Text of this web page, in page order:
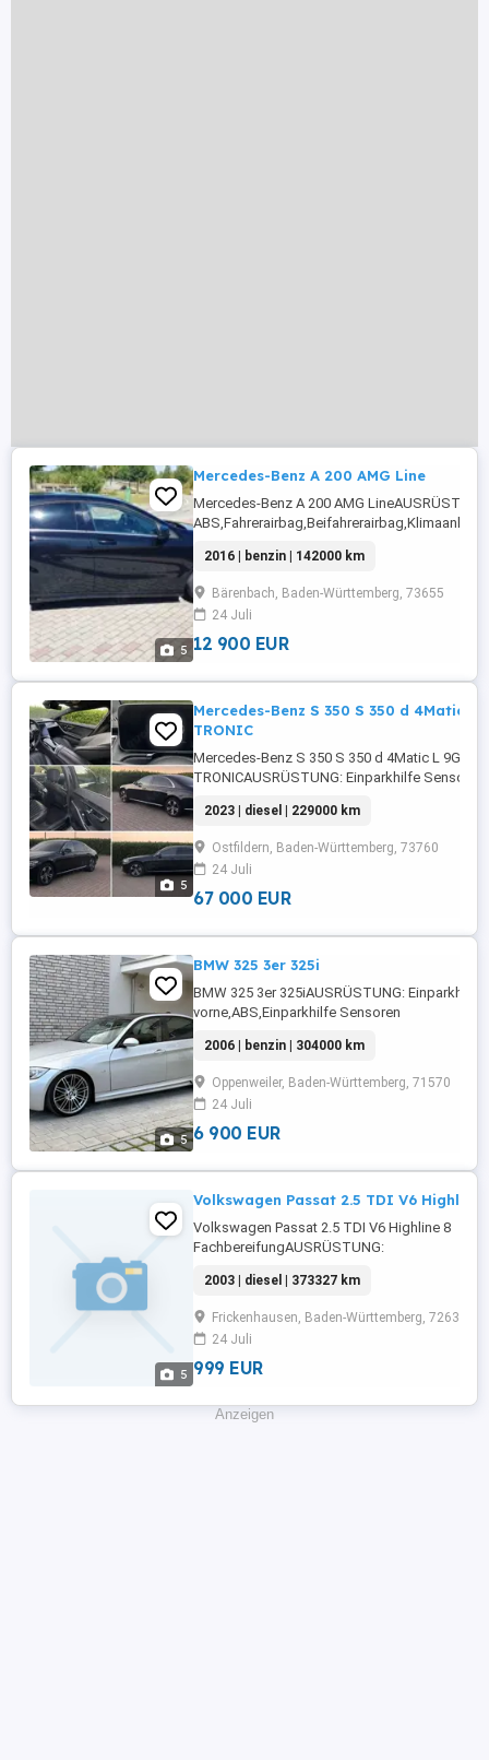
5
Mercedes-Benz A 200 AMG Line
Mercedes-Benz A 200 AMG
2016 | benzin | 142000 km
Bärenbach, Baden-Württemberg, 73655
24 Juli
12 900 EUR
5
Mercedes-Benz S 350 S 350 d 4Matic L
TRONIC
Mercedes-Benz S 350 S 350 d 4Matic L 9G-
TRONICAUSRÜSTUNG: Einparkhilfe Sensoren
hinten,Fahrerairbag,Einparkhilfe
Rückfahrkamera,Beifahrerairbag,Einparkhilfe
selbstlenkendes
Radio,Elektrische
2023 | diesel | 229000 km
Ostfildern, Baden-Württemberg, 73760
24 Juli
67 000 EUR
5
BMW 325 3er 325i
BMW 325 3er 325iAUSRÜSTUNG: Einparkhilfe
vorne,ABS,Einparkhilfe Sensoren
...
2006 | benzin | 304000 km
Oppenweiler, Baden-Württemberg, 71570
24 Juli
6 900 EUR
5
Volkswagen Passat 2.5 TDI V6
Volkswagen Passat 2.5 TDI V6 Highline 8
FachbereifungAUSRÜSTUNG:
Frontscheibe,Radio,Servolenkung,Elektrische
...
2003 | diesel | 373327 km
Frickenhausen, Baden-Württemberg, 72636
24 Juli
999 EUR
Anzeigen